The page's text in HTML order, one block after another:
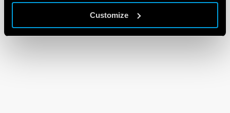
Customize